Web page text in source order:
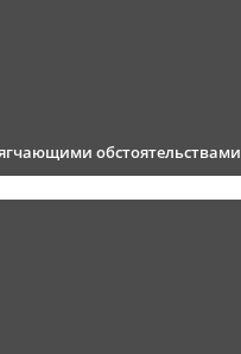
обстоятельствами